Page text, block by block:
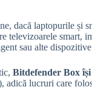
dacă laptopurile și
televizoarele smart,
sau alte
Bitdefender Box
adică lucruri care